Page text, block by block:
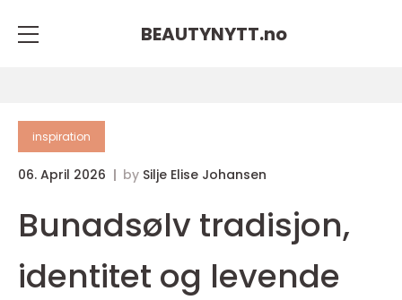
BEAUTYNYTT.no
inspiration
06. April 2026 by Silje Elise Johansen
Bunadsølv tradisjon,
identitet og levende